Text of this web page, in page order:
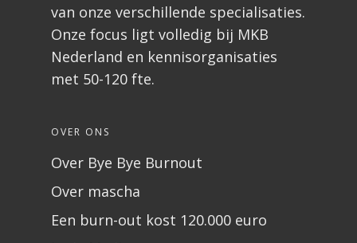
van onze verschillende specialisaties.
Onze focus ligt volledig bij MKB
Nederland en kennisorganisaties
met 50-120 fte.
OVER ONS
Over Bye Bye Burnout
Over mascha
Een burn-out kost 120.000 euro